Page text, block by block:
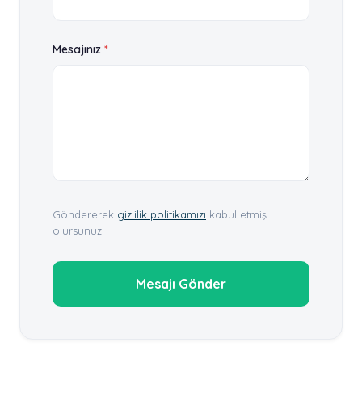
Mesajınız *
Göndererek gizlilik politikamızı kabul etmiş
olursunuz.
Mesajı Gönder